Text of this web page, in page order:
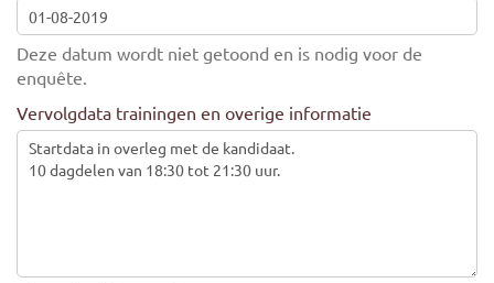
Deze datum wordt niet getoond en is nodig voor de
enquête.
Vervolgdata trainingen en overige informatie